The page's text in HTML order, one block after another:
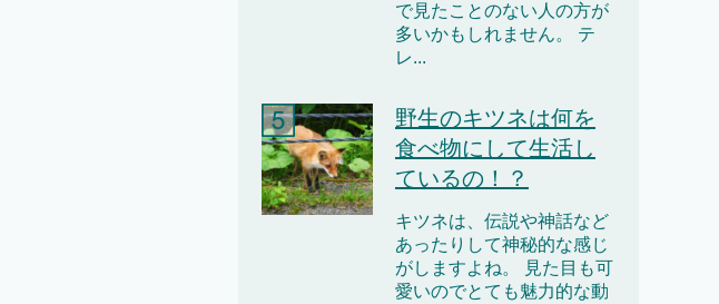
で見たことのない人の方が
多いかもしれません。 テ
レ...
野生のキツネは何を
食べ物にして生活し
ているの！？
キツネは、伝説や神話など
あったりして神秘的な感じ
がしますよね。 見た目も可
愛いのでとても魅力的な動